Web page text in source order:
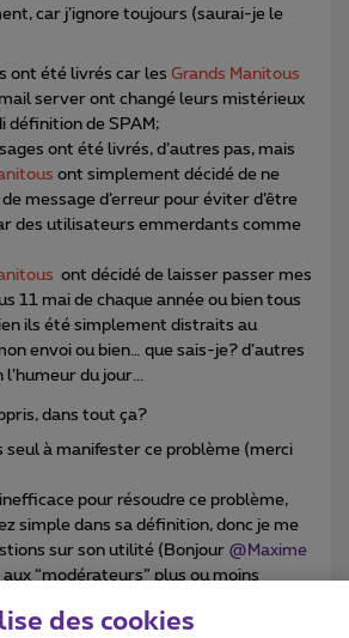
car j’ignore toujours (saurai-je le
ont été livrés car les Grands Manitous
server ont changé leurs mistérieux
définition de SPAM;
ont été livrés, d’autres pas, mais
ont simplement décidé de ne
message d’erreur pour éviter d’être
des utilisateurs emmerdants comme
ont décidé de laisser passer mes
11 mai de chaque année ou bien tous
ils été simplement distraits au
envoi ou bien… que sais-je? d’autres
du jour...
dans tout ça?
seul à manifester ce problème (merci
pour résoudre ce problème,
simple dans sa définition, donc je me
sur son utilité (Bonjour @Maxime
“modérateurs” plus ou moins
qui sont censés gérer certains
des cookies